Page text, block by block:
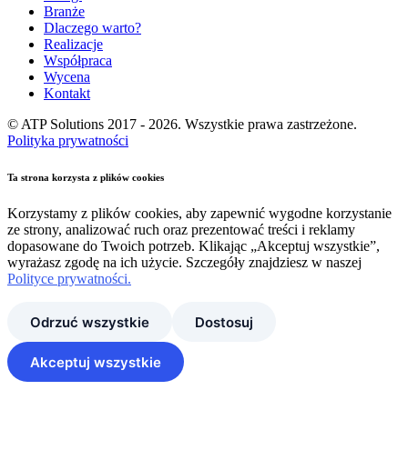
Branże
Dlaczego warto?
Realizacje
Współpraca
Wycena
Kontakt
© ATP Solutions 2017 - 2026. Wszystkie prawa zastrzeżone.
Polityka prywatności
Ta strona korzysta z plików cookies
Korzystamy z plików cookies, aby zapewnić wygodne korzystanie
ze strony, analizować ruch oraz prezentować treści i reklamy
dopasowane do Twoich potrzeb. Klikając „Akceptuj wszystkie”,
wyrażasz zgodę na ich użycie. Szczegóły znajdziesz w naszej
Polityce prywatności.
Odrzuć wszystkie Dostosuj
Akceptuj wszystkie